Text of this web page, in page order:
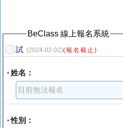
BeClass 線上報名系統
試 (2024-02-02)(報名截止)
* 姓名：
*性別：